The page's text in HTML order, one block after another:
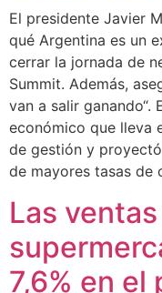
El presidente Javier
qué Argentina es un
cerrar la jornada de
Summit. Además,
van a salir ganando“.
económico que lleva
de gestión y
de mayores tasas de
Las
7,6% en el